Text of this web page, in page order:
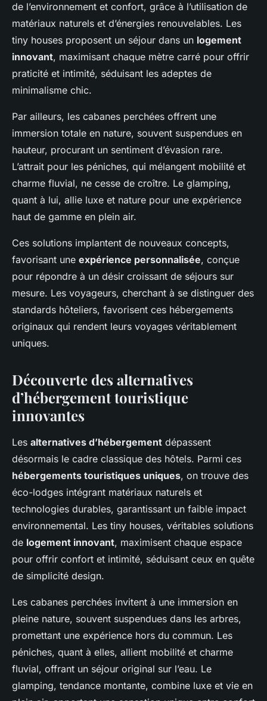
de l’environnement et confort, grâce à l’utilisation de
matériaux naturels et d’énergies renouvelables. Les
tiny houses proposent un séjour dans un logement
innovant, maximisant chaque mètre carré pour offrir
praticité et intimité, séduisant les adeptes de
minimalisme chic.
Par ailleurs, les cabanes perchées offrent une
immersion totale en nature, souvent suspendues en
hauteur, procurant un sentiment d’évasion rare.
L’attrait pour les péniches, qui mélangent mobilité et
charme fluvial, ne cesse de croître. Le glamping,
quant à lui, allie luxe et nature pour une expérience
haut de gamme en plein air.
Ces solutions implantent de nouveaux concepts,
favorisant une expérience personnalisée, conçue
pour répondre à un désir croissant de séjours sur
mesure. Les voyageurs, cherchant à se distinguer des
standards hôteliers, favorisent ces hébergements
originaux qui rendent leurs voyages véritablement
uniques.
Découverte des alternatives
d’hébergement touristique
innovantes
Les alternatives d’hébergement dépassent
désormais le cadre classique des hôtels. Parmi ces
hébergements touristiques uniques, on trouve des
éco-lodges intégrant matériaux naturels et
technologies durables, garantissant un faible impact
environnemental. Les tiny houses, véritables solutions
de logement innovant, maximisent chaque espace
pour offrir confort et intimité, séduisant ceux en quête
de simplicité design.
Les cabanes perchées invitent à une immersion en
pleine nature, souvent suspendues dans les arbres,
promettant une expérience hors du commun. Les
péniches, quant à elles, allient mobilité et charme
fluvial, offrant un séjour original sur l’eau. Le
glamping, tendance montante, combine luxe et vie en